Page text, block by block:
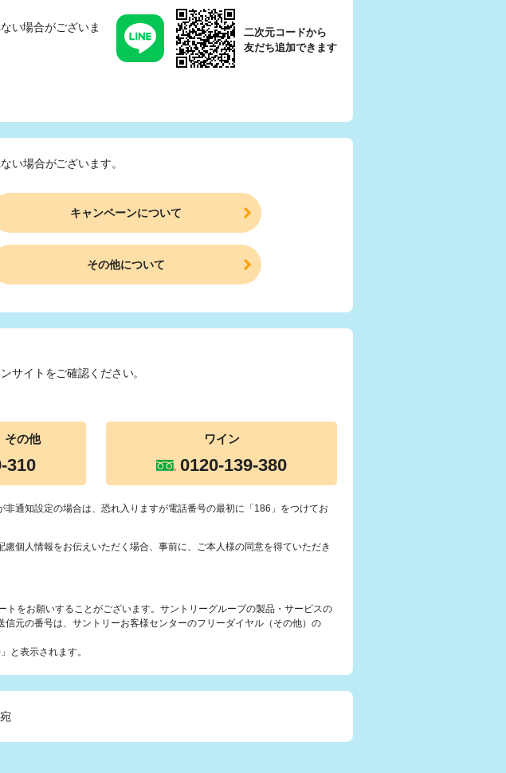
い場合がございま
二次元コードから
友だち追加できます
い場合がございます。
キャンペーンについて
その他について
サイトをご確認ください。
その他
310
ワイン
0120-139-380
通知設定の場合は、恐れ入りますが電話番号の最初に「186」をつけてお
個人情報をお伝えいただく場合、事前に、ご本人様の同意を得ていただき
をお願いすることがございます。サントリーグループの製品・サービスの
元の番号は、サントリーお客様センターのフリーダイヤル（その他）の
と表示されます。